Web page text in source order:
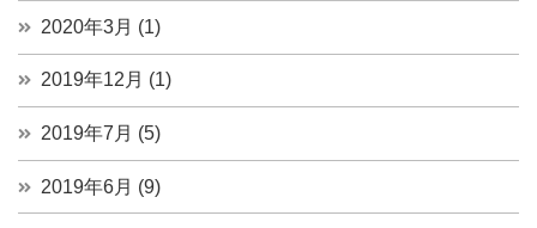
2020年3月 (1)
2019年12月 (1)
2019年7月 (5)
2019年6月 (9)